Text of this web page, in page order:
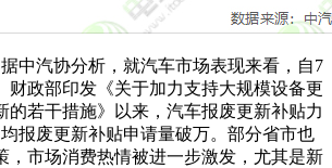
中汽协分析，就汽车市场表现来看，自7
财政部印发《关于加力支持大规模设备更
的若干措施》以来，汽车报废更新补贴力
报废更新补贴申请量破万。部分省市也
，市场消费热情被进一步激发，尤其是新